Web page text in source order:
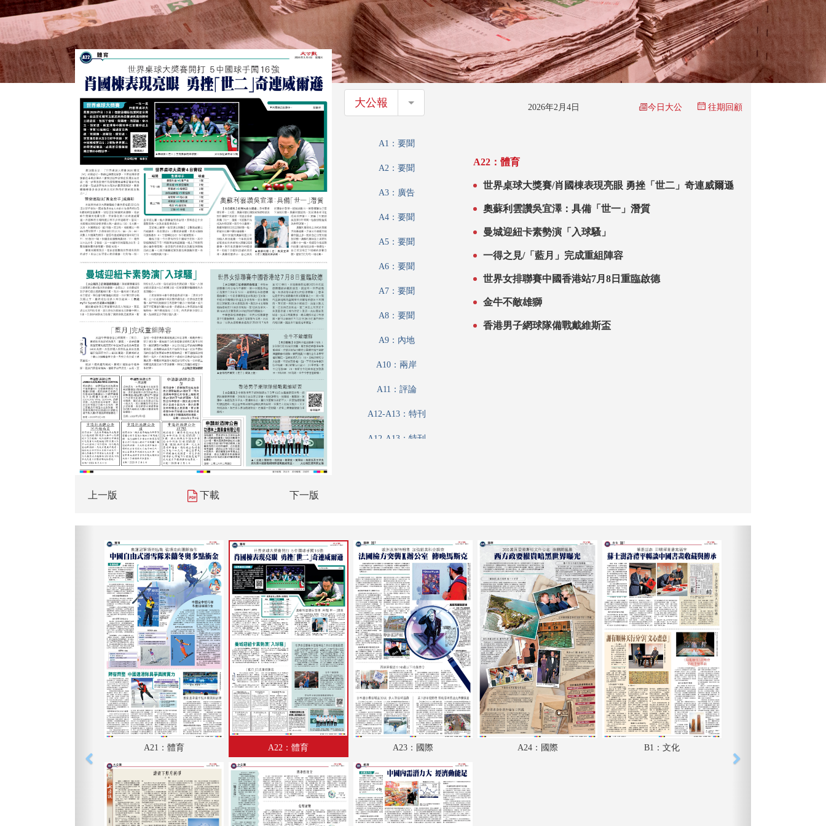
上一版 下載 下一版
大公報 大公報 2026年2月4日 今日大公 往期回顧
A1：要聞
A2：要聞
A3：廣告
A4：要聞
A5：要聞
A6：要聞
A7：要聞
A8：要聞
A9：內地
A10：兩岸
A11：評論
A12-A13：特刊
A12-A13：特刊
A18：經濟
A19：經濟
A20：經濟
A21：體育
A22：體育
A23：國際
A24：國際
B1：文化
B3：小公園
B4：經濟
A22：體育
世界桌球大獎賽/肖國棟表現亮眼 勇挫「世二」奇連威爾遜
奧蘇利雲讚吳宜澤：具備「世一」潛質
曼城迎紐卡素勢演「入球騷」
一得之見/「藍月」完成重組陣容
世界女排聯賽中國香港站7月8日重臨啟德
金牛不敵雄獅
香港男子網球隊備戰戴維斯盃
A21：體育 A22：體育 A23：國際 A24：國際 B1：文化